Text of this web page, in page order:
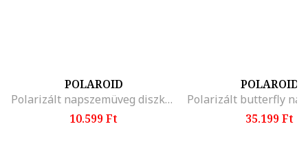
POLAROID
Polarizált napszemüveg diszkrét logóval
10.599 Ft
POLAROID
35.199 Ft